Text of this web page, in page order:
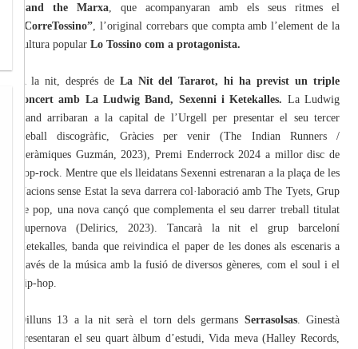
Band the Marxa , que acompanyaran amb els seus ritmes el
“CorreTossino” , l’original correbars que compta amb l’element de la
cultura popular Lo Tossino com a protagonista.
A la nit, després deLa Nit del Tararot, hi ha previst un triple
concert amb La Ludwig Band, Sexenni i Ketekalles. La Ludwig
Band arribaran a la capital de l’Urgell per presentar el seu tercer
treball discogràfic, Gràcies per venir (The Indian Runners /
Ceràmiques Guzmán, 2023), Premi Enderrock 2024 a millor disc de
pop-rock. Mentre que els lleidatans Sexenni estrenaran a la plaça de les
Nacions sense Estat la seva darrera col·laboració amb The Tyets, Grup
de pop, una nova cançó que complementa el seu darrer treball titulat
Supernova (Delirics, 2023). Tancarà la nit el grup barceloní
Ketekalles, banda que reivindica el paper de les dones als escenaris a
través de la música amb la fusió de diversos gèneres, com el soul i el
hip-hop.
Dilluns 13 a la nit serà el torn dels germans Serrasolsas. Ginestà
presentaran el seu quart àlbum d’estudi, Vida meva (Halley Records,